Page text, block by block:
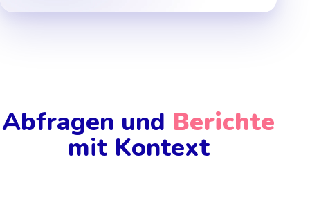
Abfragen und Berichte
mit Kontext